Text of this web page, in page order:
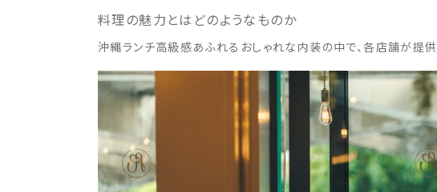
料理の魅力とはどのようなものか
沖縄ランチ高級感あふれるおしゃれな内装の中で、各店舗が提